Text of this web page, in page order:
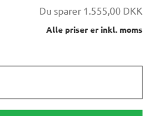
Du sparer 1.555,00 DKK
Alle priser er inkl. moms